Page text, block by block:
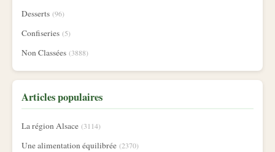
Desserts (96)
Confiseries (5)
Non Classées (3888)
Articles populaires
La région Alsace (3114)
Une alimentation équilibrée (2370)